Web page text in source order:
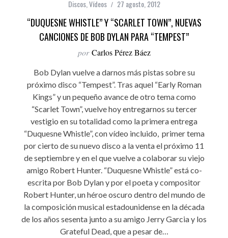
Discos,Vídeos 27 agosto, 2012
“DUQUESNE WHISTLE” Y “SCARLET TOWN”, NUEVAS
CANCIONES DE BOB DYLAN PARA “TEMPEST”
por Carlos Pérez Báez
Bob Dylan vuelve a darnos más pistas sobre su
próximo disco “Tempest”. Tras aquel “Early Roman
Kings” y un pequeño avance de otro tema como
“Scarlet Town”, vuelve hoy entregarnos su tercer
vestigio en su totalidad como la primera entrega
“Duquesne Whistle”, con vídeo incluido, primer tema
por cierto de su nuevo disco a la venta el próximo 11
de septiembre y en el que vuelve a colaborar su viejo
amigo Robert Hunter. “Duquesne Whistle” está co-
escrita por Bob Dylan y por el poeta y compositor
Robert Hunter, un héroe oscuro dentro del mundo de
la composición musical estadounidense en la década
de los años sesenta junto a su amigo Jerry Garcia y los
Grateful Dead, que a pesar de…